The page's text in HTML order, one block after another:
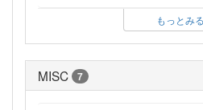
もっとみる
MISC 7